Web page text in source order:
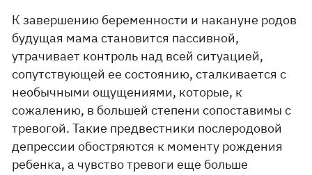
К завершению беременности и накануне родов
будущая мама становится пассивной,
утрачивает контроль над всей ситуацией,
сопутствующей ее состоянию, сталкивается с
необычными ощущениями, которые, к
сожалению, в большей степени сопоставимы с
тревогой. Такие предвестники послеродовой
депрессии обостряются к моменту рождения
ребенка, а чувство тревоги еще больше